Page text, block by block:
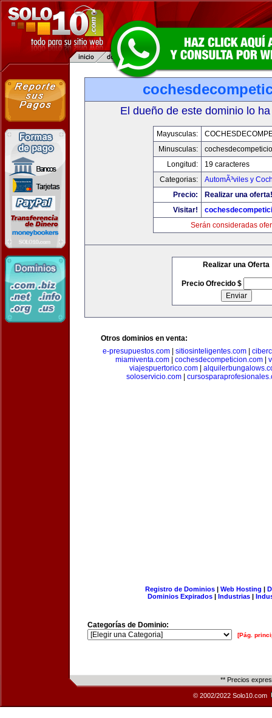
El dueño de este dominio lo
Mayusculas:
Minusculas:
Longitud:
19 caracteres
Categorias:
AutomÃ³viles y
Precio:
Realizar una oferta!
Visitar!
Serán consideradas
Realizar una Oferta
Precio Ofrecido $
Otros dominios en venta:
e-presupuestos.com
sitiosinteligentes.com
miamiventa.com
cochesdecompeticion.com
viajespuertorico.com|
soloservicio.com|
Registro de Dominios| Web Hosting |
Dominios Expirados | Industrias |
Categorías de Dominio:
[Pág.
** Precios
© 2002/2022 Solo10.com